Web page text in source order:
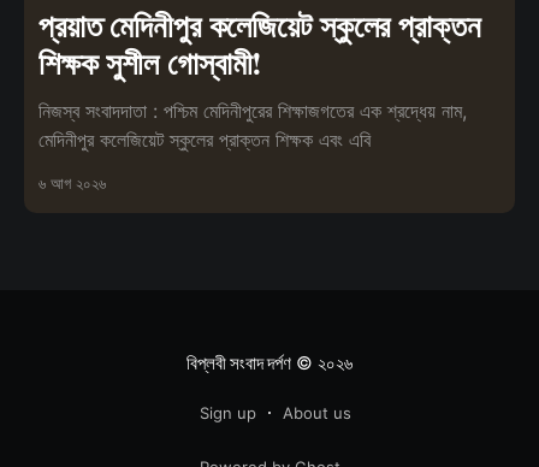
প্রয়াত মেদিনীপুর কলেজিয়েট স্কুলের প্রাক্তন
শিক্ষক সুশীল গোস্বামী!
নিজস্ব সংবাদদাতা : পশ্চিম মেদিনীপুরের শিক্ষাজগতের এক শ্রদ্ধেয় নাম,
মেদিনীপুর কলেজিয়েট স্কুলের প্রাক্তন শিক্ষক এবং এবি
৬ আগ ২০২৬
বিপ্লবী সংবাদ দর্পণ© ২০২৬
Sign up About us